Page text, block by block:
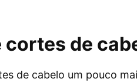
cortes de
de cabelo um pouco